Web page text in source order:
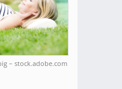
– stock.adobe.com